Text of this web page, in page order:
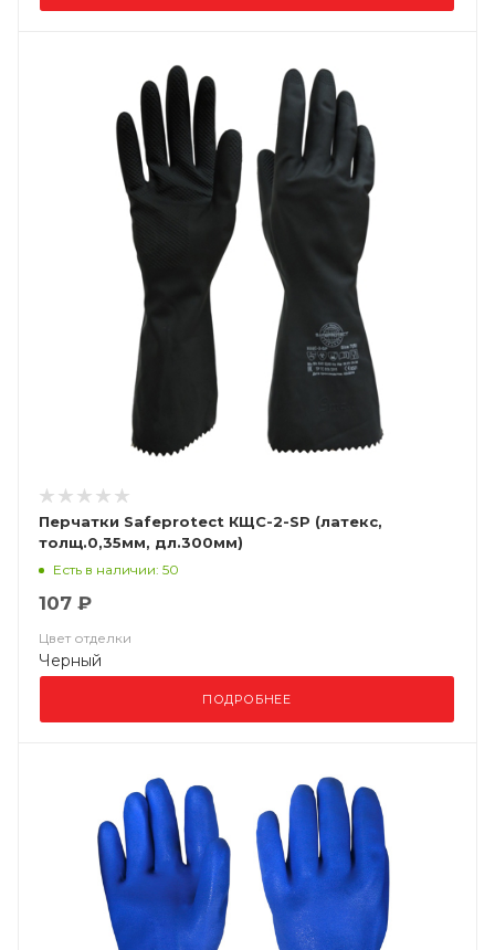
Перчатки Safeprotect КЩС-2-SP (латекс,
толщ.0,35мм, дл.300мм)
Есть в наличии: 50
107 ₽
Цвет отделки
Черный
ПОДРОБНЕЕ